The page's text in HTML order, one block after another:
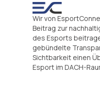
Wir von
Beitrag zur
des Esports
gebündelte
Sichtbarkeit einen
Esport im DACH-